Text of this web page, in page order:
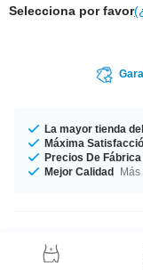
Selecciona por favor
La mayor tienda
Máxima
Precios De Fábrica
Mejor Calidad
Detalles del